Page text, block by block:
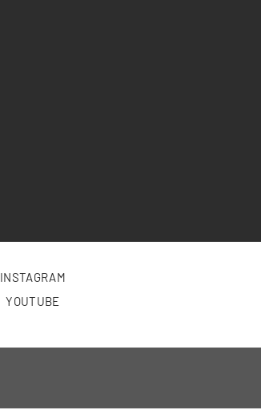
INSTAGRAM
YOUTUBE